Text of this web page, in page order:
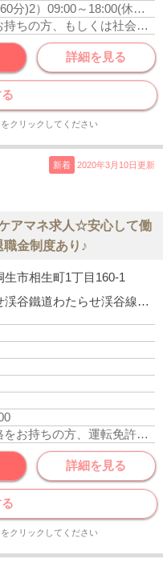
分)2）09:00～18:00(休憩60分)
介護福祉士の資格をお持ちの方、もしくは社会福祉士資格をお持ちの方
詳細を見る
クリックしてください
新着 2020年3月10日更新
アマネ求人☆安心して働
金制度あり♪
生市相生町1丁目160-1
わたらせ渓谷鐵道わたらせ渓谷線「下新田駅」より徒歩14分
介護支援専門員の資格をお持ちの方、運転免許あれば尚可
詳細を見る
クリックしてください